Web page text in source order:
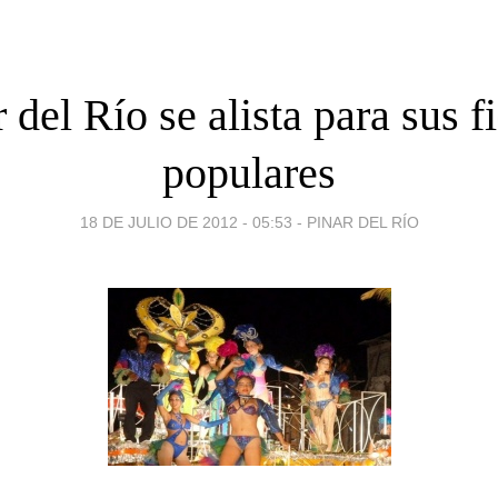
del Río se alista para sus
populares
18 DE JULIO DE 2012 - 05:53 - PINAR DEL RÍO